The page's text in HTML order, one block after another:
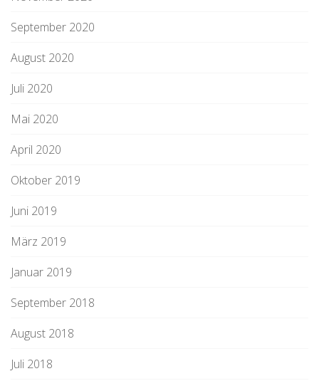
September 2020
August 2020
Juli 2020
Mai 2020
April 2020
Oktober 2019
Juni 2019
März 2019
Januar 2019
September 2018
August 2018
Juli 2018